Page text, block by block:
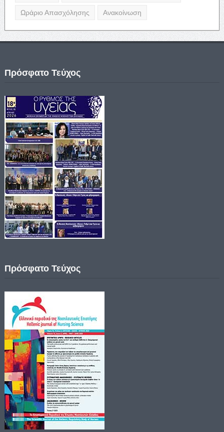
Ωράριο Απασχόλησης Ανακοίνωση
Πρόσφατο Τεύχος
Πρόσφατο Τεύχος